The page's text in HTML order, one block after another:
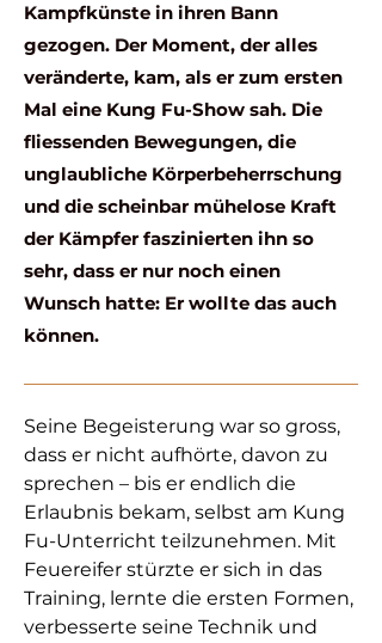
Kampfkünste in ihren Bann
gezogen. Der Moment, der alles
veränderte, kam, als er zum ersten
Mal eine Kung Fu-Show sah. Die
fliessenden Bewegungen, die
unglaubliche Körperbeherrschung
und die scheinbar mühelose Kraft
der Kämpfer faszinierten ihn so
sehr, dass er nur noch einen
Wunsch hatte: Er wollte das auch
können.
Seine Begeisterung war so gross,
dass er nicht aufhörte, davon zu
sprechen – bis er endlich die
Erlaubnis bekam, selbst am Kung
Fu-Unterricht teilzunehmen. Mit
Feuereifer stürzte er sich in das
Training, lernte die ersten Formen,
verbesserte seine Technik und